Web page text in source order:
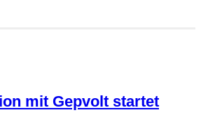
mit Gepvolt startet